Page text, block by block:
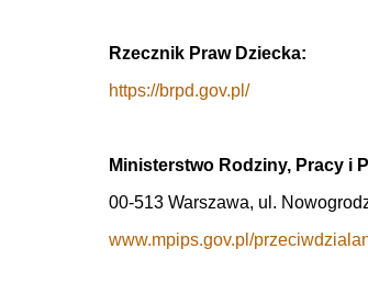
Rzecznik Praw Dziecka:
https://brpd.gov.pl/
Ministerstwo Rodziny, Pracy i
00-513 Warszawa, ul.
www.mpips.gov.pl/